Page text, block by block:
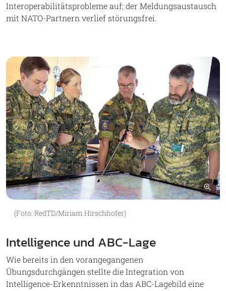
Interoperabilitätsprobleme auf; der Meldungsaustausch
mit NATO-Partnern verlief störungsfrei.
(Foto: RedTD/Miriam Hirschhofer)
Intelligence und ABC-Lage
Wie bereits in den vorangegangenen
Übungsdurchgängen stellte die Integration von
Intelligence-Erkenntnissen in das ABC-Lagebild eine